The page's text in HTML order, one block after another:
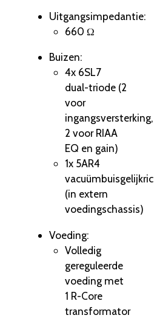
Uitgangsimpedantie:
660 Ω
Buizen:
4x 6SL7
dual-triode (2
voor
ingangsversterking,
2 voor RIAA
EQ en gain)
1x 5AR4
(in extern
voedingschassis)
Voeding:
Volledig
gereguleerde
voeding met
1 R-Core
transformator